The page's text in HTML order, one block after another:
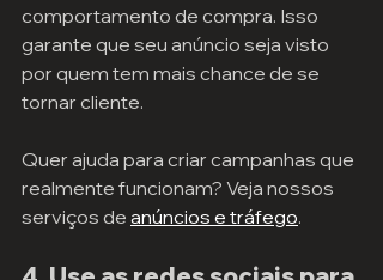
comportamento de compra. Isso
garante que seu anúncio seja visto
por quem tem mais chance de se
tornar cliente.
Quer ajuda para criar campanhas que
realmente funcionam? Veja nossos
serviços de anúncios e tráfego.